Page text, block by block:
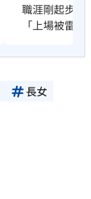
職涯剛起步　
「上場被雷劈
長女